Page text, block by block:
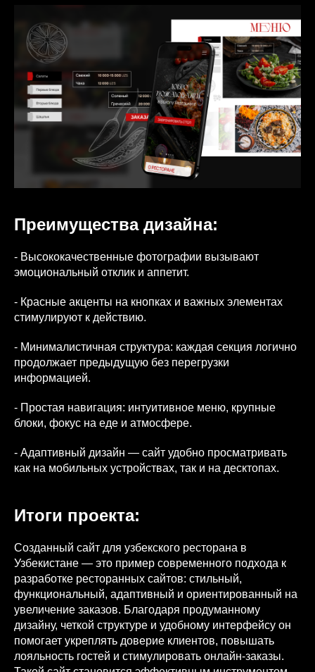
Преимущества дизайна:
- Высококачественные фотографии вызывают
эмоциональный отклик и аппетит.
- Красные акценты на кнопках и важных элементах
стимулируют к действию.
- Минималистичная структура: каждая секция логично
продолжает предыдущую без перегрузки
информацией.
- Простая навигация: интуитивное меню, крупные
блоки, фокус на еде и атмосфере.
- Адаптивный дизайн — сайт удобно просматривать
как на мобильных устройствах, так и на десктопах.
Итоги проекта:
Созданный сайт для узбекского ресторана в
Узбекистане — это пример современного подхода к
разработке ресторанных сайтов: стильный,
функциональный, адаптивный и ориентированный на
увеличение заказов. Благодаря продуманному
дизайну, четкой структуре и удобному интерфейсу он
помогает укреплять доверие клиентов, повышать
лояльность гостей и стимулировать онлайн-заказы.